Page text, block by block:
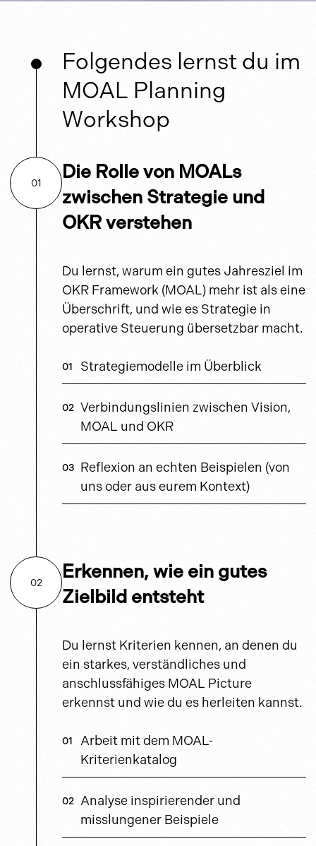
Folgendes lernst du im
MOAL Planning
Workshop
01
Die Rolle von MOALs
zwischen Strategie und
OKR verstehen
Du lernst, warum ein gutes Jahresziel im
OKR Framework (MOAL) mehr ist als eine
Überschrift, und wie es Strategie in
operative Steuerung übersetzbar macht.
Strategiemodelle im Überblick
Verbindungslinien zwischen Vision,
MOAL und OKR
Reflexion an echten Beispielen (von
uns oder aus eurem Kontext)
02
Erkennen, wie ein gutes
Zielbild entsteht
Du lernst Kriterien kennen, an denen du
ein starkes, verständliches und
anschlussfähiges MOAL Picture
erkennst und wie du es herleiten kannst.
Arbeit mit dem MOAL-
Kriterienkatalog
Analyse inspirierender und
misslungener Beispiele